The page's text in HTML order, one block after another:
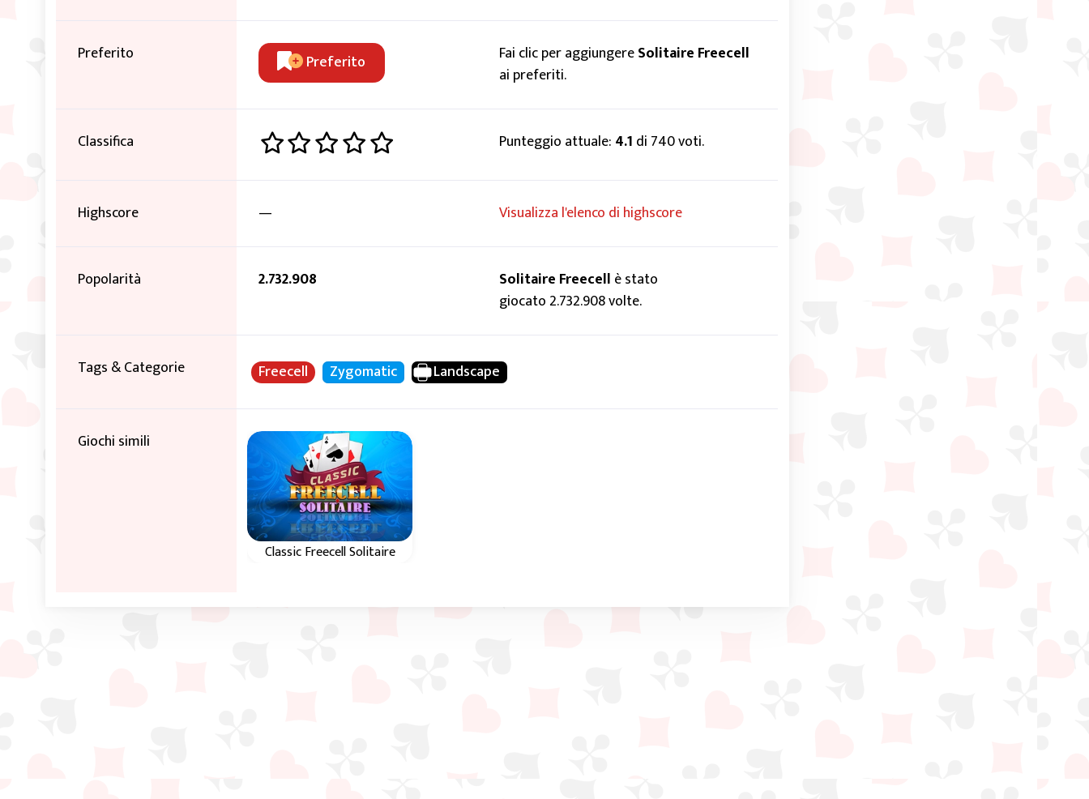
Preferito Preferito Fai clic per aggiungereSolitaire Freecell
ai preferiti.
Classifica Punteggio attuale: 4.1 di 740 voti.
Highscore — Visualizza l'elenco di highscore
Popolarità 2.732.908 Solitaire Freecell è stato
giocato 2.732.908 volte.
Tags & Categorie Freecell Zygomatic Landscape
Giochi simili
Classic Freecell Solitaire
livelli della versione